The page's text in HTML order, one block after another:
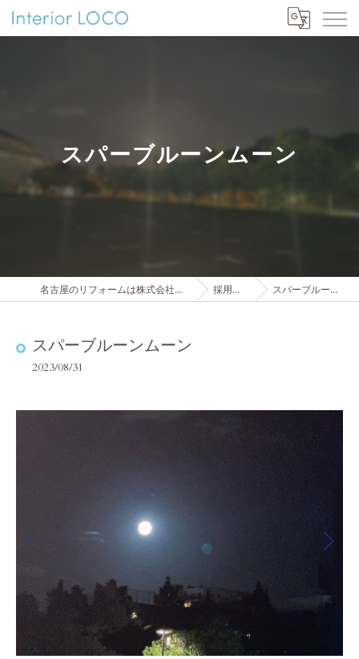
スパーブルーンムーン
名古屋のリフォームは株式会社インテリアロコ 採用ブログ スパーブルーンムーン
スパーブルーンムーン
2023/08/31